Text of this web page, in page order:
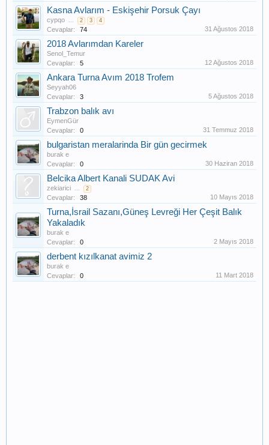
Kasna Avlarım - Eskişehir Porsuk Çayı
cypqo ... 2 3 4
Cevaplar: 74 31 Ağustos 2018
2018 Avlarımdan Kareler
Senol_Temur
Cevaplar:
5 12 Ağustos 2018
Ankara Turna Avım 2018 Trofem
Seyyah06
Cevaplar:
3 5 Ağustos 2018
Trabzon balık avı
EymenGür
Cevaplar:
0 31 Temmuz 2018
bulgaristan meralarinda Bir gün gecirmek
burak e
Cevaplar:
0 30 Haziran 2018
Belcika Albert Kanali SUDAK Avi
zekiarici ... 2
Cevaplar: 38 10 Mayıs 2018
Turna,İsrail Sazanı,Güneş Levreği Her Çeşit Balık
Yakaladık
burak e
Cevaplar:
0 2 Mayıs 2018
derbent kızılkanat avimiz 2
burak e
Cevaplar:
0 11 Mart 2018